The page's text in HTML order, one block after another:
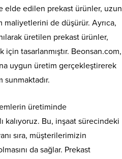
edilen prekast ürünler, uzun
maliyetlerini de düşürür. Ayrıca,
üretilen prekast ürünler,
tasarlanmıştır. Beonsan.com,
uygun üretim gerçekleştirerek
üretiminde
Bu, inşaat sürecindeki
sıra, müşterilerimizin
da sağlar. Prekast